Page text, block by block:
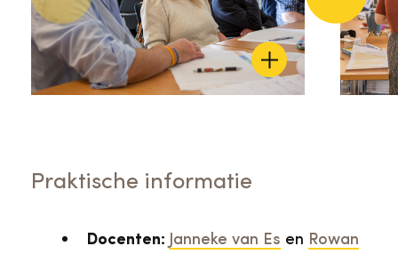
Vorige
Praktische informatie
Docenten: Janneke van Es en Rowan